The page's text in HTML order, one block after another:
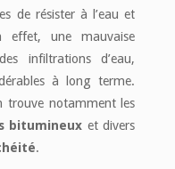
de résister à l’eau et
effet, une mauvaise
infiltrations d’eau,
à long terme.
trouve notamment les
bitumineux et divers
.